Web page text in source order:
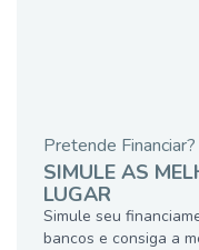
Pretende Financiar?
SIMULE AS
LUGAR
Simule seu
bancos e consiga a